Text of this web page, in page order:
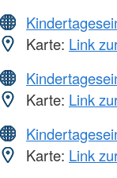
Karte: Link
Karte: Link
Karte: Link